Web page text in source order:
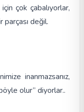
çok çabalıyorlar,
değil.
inanmazsanız,
olur” diyorlar..